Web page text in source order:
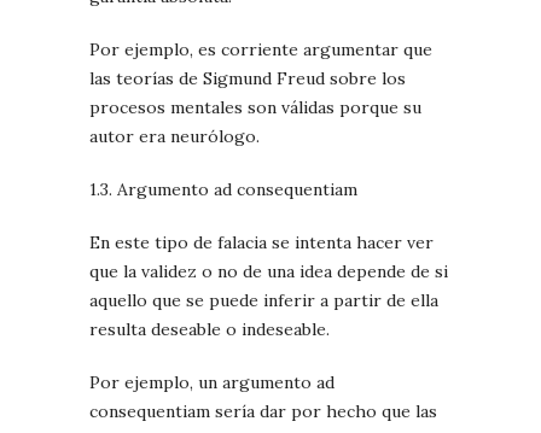
Por ejemplo, es corriente argumentar que
las teorías de Sigmund Freud sobre los
procesos mentales son válidas porque su
autor era neurólogo.
1.3. Argumento ad consequentiam
En este tipo de falacia se intenta hacer ver
que la validez o no de una idea depende de si
aquello que se puede inferir a partir de ella
resulta deseable o indeseable.
Por ejemplo, un argumento ad
consequentiam sería dar por hecho que las